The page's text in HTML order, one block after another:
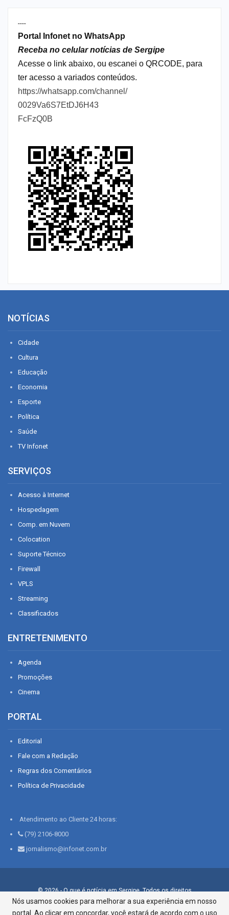
----
Portal Infonet no WhatsApp
Receba no celular notícias de Sergipe
Acesse o link abaixo, ou escanei o QRCODE, para
ter acesso a variados conteúdos.
https://whatsapp.com/channel/
0029Va6S7EtDJ6H43
FcFzQ0B
NOTÍCIAS
Cidade
Cultura
Educação
Economia
Esporte
Política
Saúde
TV Infonet
SERVIÇOS
Acesso à Internet
Hospedagem
Comp. em Nuvem
Colocation
Suporte Técnico
Firewall
VPLS
Streaming
Classificados
ENTRETENIMENTO
Agenda
Promoções
Cinema
PORTAL
Editorial
Fale com a Redação
Regras dos Comentários
Política de Privacidade
Atendimento ao Cliente 24 horas:
(79) 2106-8000
jornalismo@infonet.com.br
© 2026 - O que é notícia em Sergipe. Todos os direitos
reservados.
Nós usamos cookies para melhorar a sua experiência em nosso
portal. Ao clicar em concordar, você estará de acordo com o uso